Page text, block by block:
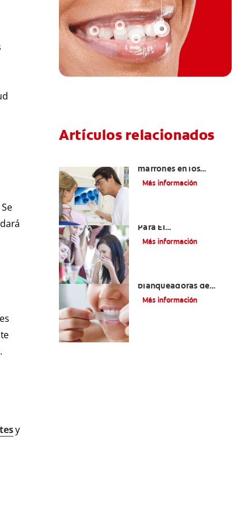
y
Artículos relacionados
marrones en los
dientes
Más información
Para El
Blanqueamiento
Más información
blanqueadoras de
dientes son una buena
Más información